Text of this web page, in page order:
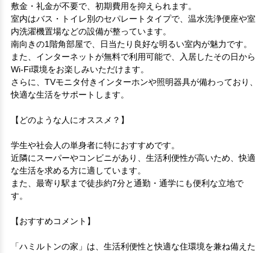
敷金・礼金が不要で、初期費用を抑えられます。
室内はバス・トイレ別のセパレートタイプで、温水洗浄便座や室
内洗濯機置場などの設備が整っています。
南向きの1階角部屋で、日当たり良好な明るい室内が魅力です。
また、インターネットが無料で利用可能で、入居したその日から
Wi-Fi環境をお楽しみいただけます。
さらに、TVモニタ付きインターホンや照明器具が備わっており、
快適な生活をサポートします。
【どのような人にオススメ？】
学生や社会人の単身者に特におすすめです。
近隣にスーパーやコンビニがあり、生活利便性が高いため、快適
な生活を求める方に適しています。
また、最寄り駅まで徒歩約7分と通勤・通学にも便利な立地で
す。
【おすすめコメント】
「ハミルトンの家」は、生活利便性と快適な住環境を兼ね備えた